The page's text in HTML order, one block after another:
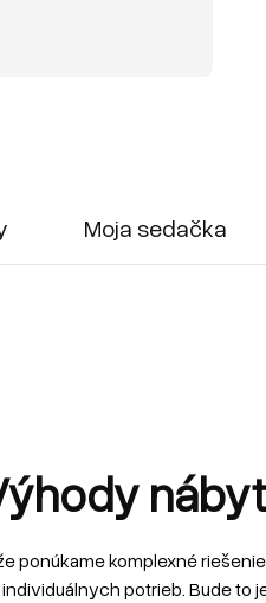
Moja sedačka
ponúkame komplexné
potrieb. Bude to